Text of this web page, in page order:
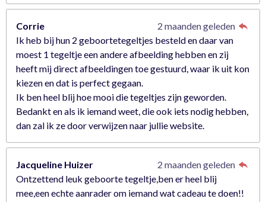
Corrie
2 maanden geleden
Ik heb bij hun 2 geboortetegeltjes besteld en daar van
moest 1 tegeltje een andere afbeelding hebben en zij
heeft mij direct afbeeldingen toe gestuurd, waar ik uit kon
kiezen en dat is perfect gegaan.
Ik ben heel blij hoe mooi die tegeltjes zijn geworden.
Bedankt en als ik iemand weet, die ook iets nodig hebben,
dan zal ik ze door verwijzen naar jullie website.
Jacqueline Huizer
2 maanden geleden
Ontzettend leuk geboorte tegeltje,ben er heel blij
mee,een echte aanrader om iemand wat cadeau te doen!!